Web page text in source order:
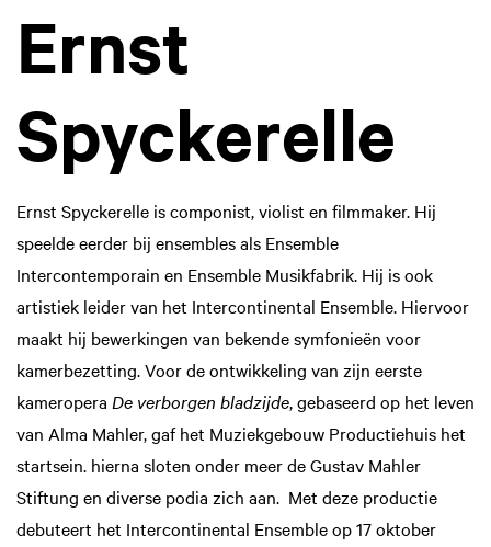
Ernst
Spyckerelle
Ernst Spyckerelle is componist, violist en filmmaker. Hij
speelde eerder bij ensembles als Ensemble
Intercontemporain en Ensemble Musikfabrik. Hij is ook
artistiek leider van het Intercontinental Ensemble. Hiervoor
maakt hij bewerkingen van bekende symfonieën voor
kamerbezetting. Voor de ontwikkeling van zijn eerste
kameropera De verborgen bladzijde, gebaseerd op het leven
van Alma Mahler, gaf het Muziekgebouw Productiehuis het
startsein. hierna sloten onder meer de Gustav Mahler
Stiftung en diverse podia zich aan. Met deze productie
debuteert het Intercontinental Ensemble op 17 oktober